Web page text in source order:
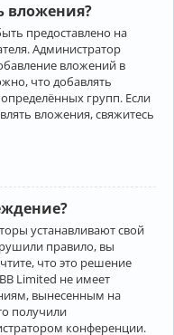
вложения?
предоставлено на
Администратор
вложений в
что добавлять
групп. Если
вложения, свяжитесь
устанавливают свой
правило, вы
что это решение
Limited не имеет
вынесенным на
получили
конференции.